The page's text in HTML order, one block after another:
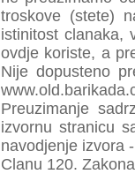
troskove (stete)
istinitost clanaka,
ovdje koriste, a
Nije dopusteno
Preuzimanje
izvornu stranicu
navodjenje izvora
Clanu 120.